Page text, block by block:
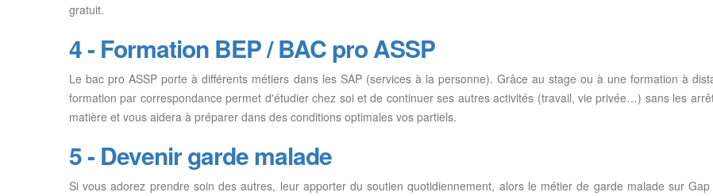
gratuit.
4 - Formation BEP / BAC pro ASSP
Le bac pro ASSP porte à différents métiers dans les SAP (services à la personne). Grâce au stage ou à une formation à
formation par correspondance permet d'étudier chez soi et de continuer ses autres activités (travail, vie privée…) sans les
matière et vous aidera à préparer dans des conditions optimales vos partiels.
5 - Devenir garde malade
Si vous adorez prendre soin des autres, leur apporter du soutien quotidiennement, alors le métier de garde malade sur